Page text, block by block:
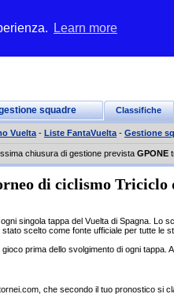
Learn more
squadre Classifiche
Vuelta - Liste FantaVuelta - Gestione
chiusura di gestione prevista GPONE
di ciclismo Triciclo
singola tappa del Vuelta di Spagna. Lo
scelto come fonte ufficiale per tutte le
prima dello svolgimento di ogni tappa.
che secondo il tuo pronostico si